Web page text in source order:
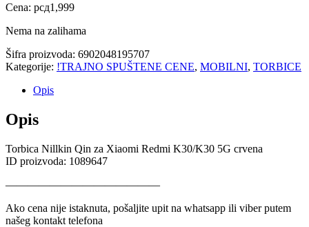
Cena: рсд1,999
Nema na zalihama
Šifra proizvoda: 6902048195707
Kategorije: !TRAJNO SPUŠTENE CENE, MOBILNI, TORBICE
Opis
Opis
Torbica Nillkin Qin za Xiaomi Redmi K30/K30 5G crvena
ID proizvoda: 1089647
——————————————
Ako cena nije istaknuta, pošaljite upit na whatsapp ili viber putem
našeg kontakt telefona